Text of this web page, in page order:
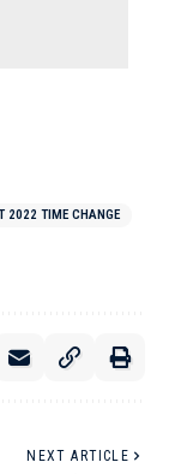
2022 TIME CHANGE
NEXT ARTICLE